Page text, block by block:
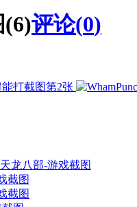
评论(0)
龙八部-游戏截图
截图
截图